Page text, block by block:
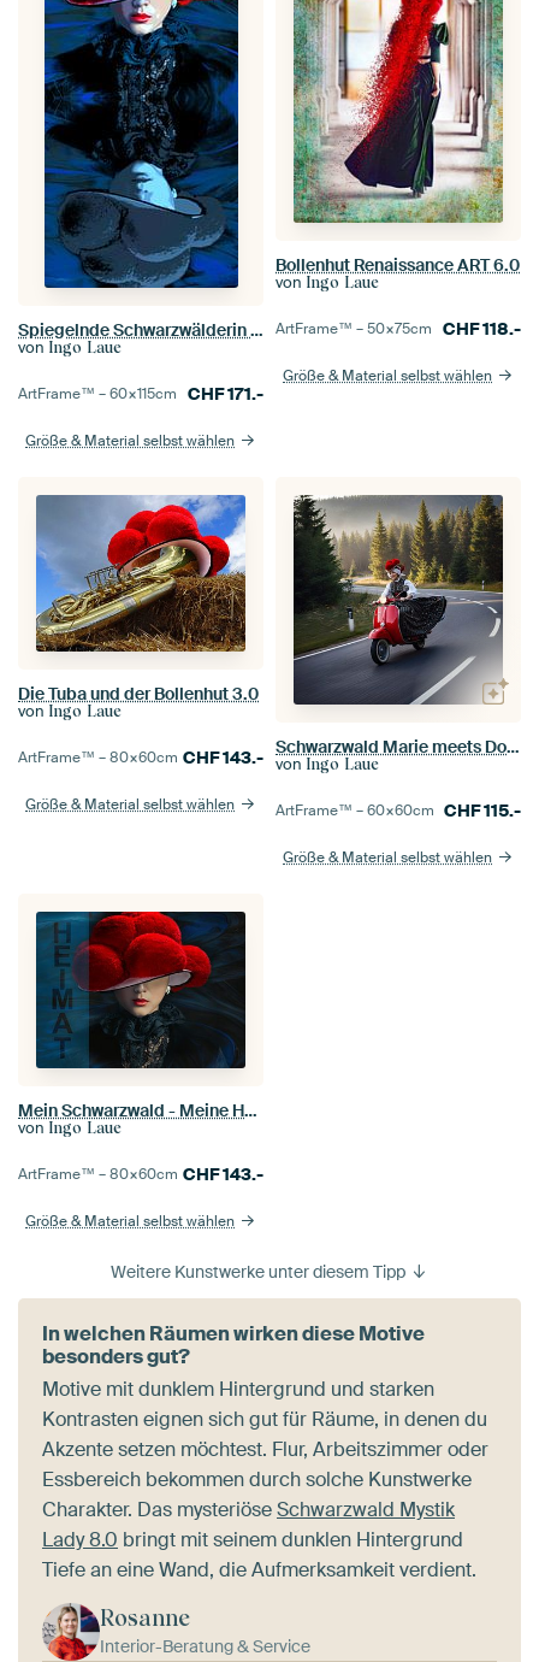
Spiegelnde Schwarzwälderin POP ART 4.0
von Ingo Laue
ArtFrame™ –60×115cm CHF171.-
Größe & Material selbst wählen
Bollenhut Renaissance ART 6.0
von Ingo Laue
ArtFrame™ –50×75cm CHF118.-
Größe & Material selbst wählen
Die Tuba und der Bollenhut 3.0
von Ingo Laue
ArtFrame™ –80×60cm CHF143.-
Größe & Material selbst wählen
Schwarzwald Marie meets Dolce Vita
von Ingo Laue
ArtFrame™ –60×60cm CHF115.-
Größe & Material selbst wählen
Mein Schwarzwald - Meine Heimat - Mein Bollenhut
von Ingo Laue
ArtFrame™ –80×60cm CHF143.-
Größe & Material selbst wählen
Weitere Kunstwerke unter diesem Tipp
In welchen Räumen wirken diese Motive
besonders gut?
Motive mit dunklem Hintergrund und starken
Kontrasten eignen sich gut für Räume, in denen du
Akzente setzen möchtest. Flur, Arbeitszimmer oder
Essbereich bekommen durch solche Kunstwerke
Charakter. Das mysteriöseSchwarzwald Mystik
Lady 8.0 bringt mit seinem dunklen Hintergrund
Tiefe an eine Wand, die Aufmerksamkeit verdient.
Rosanne
Interior-Beratung & Service